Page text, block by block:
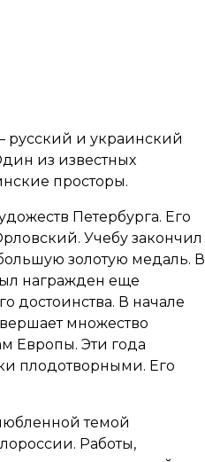
русский и украинский
из известных
просторы.
Петербурга. Его
Учебу закончил
золотую медаль. В
награжден еще
достоинства. В начале
множество
Европы. Эти года
плодотворными. Его
темой
Работы,